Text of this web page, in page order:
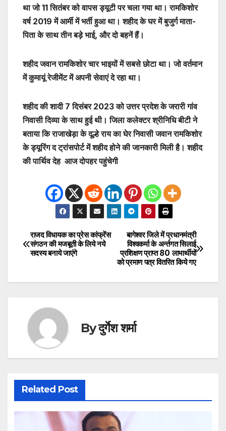
था जो 11 सितंबर को वापस ड्यूटी पर चला गया था। रामकिशोर
वर्ष 2019 में आर्मी में भर्ती हुआ था। शहीद के घर में बुजुर्ग माता-
पिता के साथ तीन बड़े भाई, और दो बहनें हैं।
शहीद जवान रामकिशोर चार भाइयों में सबसे छोटा था। जो वर्तमान
में कुमायूं रेजीमेंट में अपनी सेवाएं दे रहा था।
शहीद की शादी 7 दिसंबर 2023 को उत्तर प्रदेश के जरारी गांव
निवासी दिव्या के साथ हुई थी। जिला कलेक्टर श्रीनिधि बीटी ने
बताया कि राजाखेड़ा के दूल्हे राय का घेर निवासी जवान रामकिशोर
के ड्यूरिंग द ट्रांसपोर्ट में शहीद होने की जानकारी मिली है। शहीद
की पार्थिव देह आज दोपहर पहुंचेगी
Post
navigation
बागेश्वर जिले में प्रधानमंत्री
विश्वकर्मा के अर्न्तगत सिलाई
प्रशिक्षण प्राप्त 80 लाभार्थीयों
को प्रमाण पत्र वितरित किये गए
राजद विधायक का प्रेस कांफ्रेंस
संगठन की मजबूती के लिये नये
सदस्य बनाये जाएंगे
Byदुर्गेश शर्मा
Related Post